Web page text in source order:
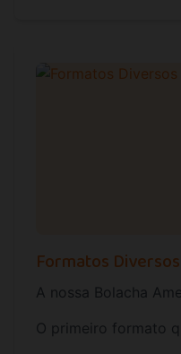
Formatos Diversos
A nossa Bolacha
O primeiro formato